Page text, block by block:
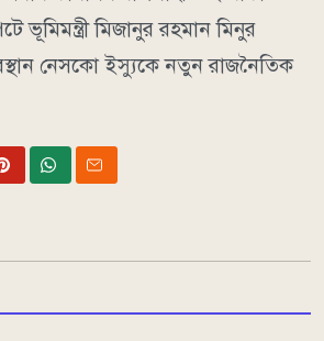
ভূমিমন্ত্রী মিজানুর রহমান মিনুর
নেসকো ইস্যুকে নতুন রাজনৈতিক